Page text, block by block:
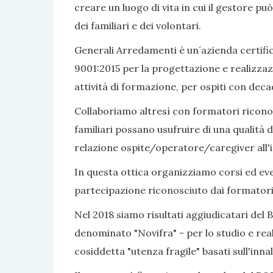
creare un luogo di vita in cui il gestore
dei familiari e dei volontari.
Generali Arredamenti è un´azienda
9001:2015 per la progettazione e
attività di formazione, per ospiti con
Collaboriamo altresì con formatori
familiari possano usufruire di una qualità
relazione ospite/operatore/caregiver
In questa ottica organizziamo corsi ed
partecipazione riconosciuto dai
Nel 2018 siamo risultati aggiudicatari del
denominato "Novifra" - per lo studio e
cosiddetta "utenza fragile" basati